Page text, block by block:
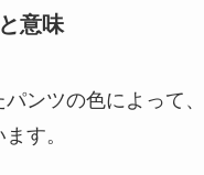
意味
パンツの色によって
す。